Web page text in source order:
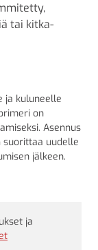
tai kitka-
ja kuluneelle
on
Asennus
suorittaa uudelle
jälkeen.
ja